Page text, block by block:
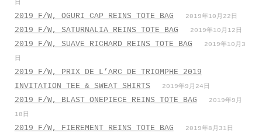
日
2019 F/W, OGURI CAP REINS TOTE BAG 2019年10月22日
2019 F/W, SATURNALIA REINS TOTE BAG 2019年10月12日
2019 F/W, SUAVE RICHARD REINS TOTE BAG
2019年10月3
日
2019 F/W, PRIX DE L’ARC DE TRIOMPHE 2019
INVITATION TEE & SWEAT SHIRTS
2019年9月24日
2019 F/W, BLAST ONEPIECE REINS TOTE BAG
2019年9月
18日
2019 F/W, FIEREMENT REINS TOTE BAG 2019年8月31日